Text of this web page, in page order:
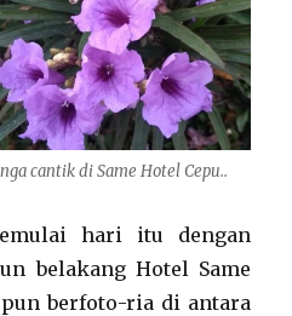
cantik di Same Hotel Cepu..
hari itu dengan
belakang Hotel Same
berfoto-ria di antara